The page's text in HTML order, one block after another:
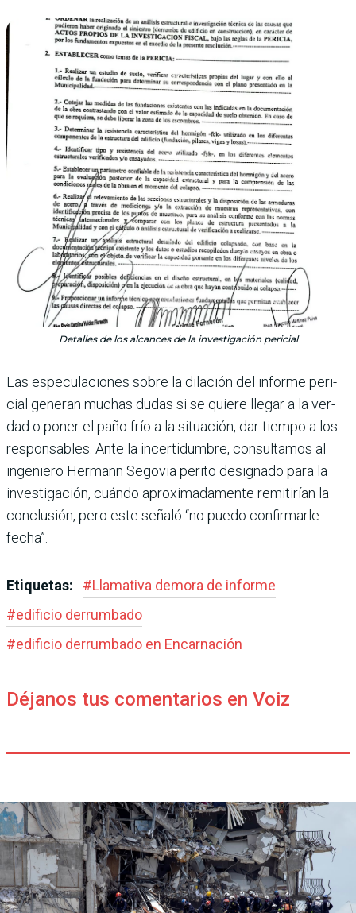
Detalles de los alcances de la investigación pericial
Las especulaciones sobre la dilación del informe peri­
cial generan muchas dudas si se quiere llegar a la ver­
dad o poner el paño frío a la situación, dar tiempo a los
responsables. Ante la incer­tidumbre, consultamos al
ingeniero Hermann Sego­via perito designado para la
investigación, cuándo aproximadamente remi­tirían la
conclusión, pero este señaló “no puedo con­firmarle
fecha”.
Etiquetas: #Llamativa demora de informe
#edificio derrumbado
#edificio derrumbado en Encarnación
Déjanos tus comentarios en Voiz